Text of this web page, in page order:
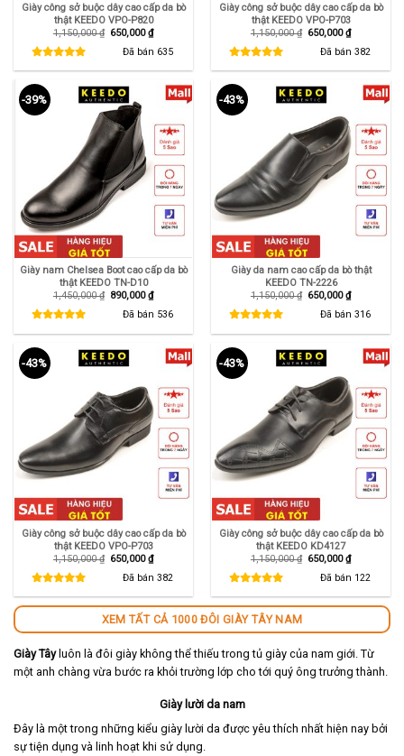
Giày công sở buộc dây cao cấp da bò
thật KEEDO VPO-P820
1,150,000₫ Giá
1,150,000 ₫.
650,000₫Giá
hiện
tại
là:
650,000 ₫.
Đã bán 635
Giày công sở buộc dây cao cấp da bò
thật KEEDO VPO-P703
1,150,000₫ Giá
1,150,000 ₫.
650,000₫Giá
hiện
tại
là:
650,000 ₫.
Đã bán 382
-39%
Giày nam Chelsea Boot cao cấp da bò
thật KEEDO TN-D10
1,450,000₫ Giá
890,000₫Giá
hiện
tại
Đã bán 536
-43%
Giày da nam cao cấp da bò thật
KEEDO TN-2226
1,150,000₫ Giá
650,000₫Giá
hiện
tại
Đã bán 316
-43%
Giày công sở buộc dây cao cấp da bò
thật KEEDO VPO-P703
1,150,000₫ Giá
1,150,000 ₫.
650,000₫Giá
hiện
tại
là:
650,000 ₫.
Đã bán 382
-43%
Giày công sở buộc dây cao cấp da bò
thật KEEDO KD4127
1,150,000₫ Giá
1,150,000 ₫.
650,000₫Giá
hiện
tại
là:
650,000 ₫.
Đã bán 122
XEM TẤT CẢ 1000 ĐÔI GIÀY TÂY NAM
Giày Tâyluôn là đôi giày không thể thiếu trong tủ giày của nam giới. Từ
một anh chàng vừa bước ra khỏi trường lớp cho tới quý ông trưởng thành.
Giày lười da nam
Đây là một trong những kiểu giày lười da được yêu thích nhất hiện nay bởi
sự tiện dụng và linh hoạt khi sử dụng.